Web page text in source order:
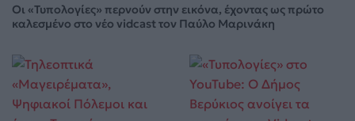
Οι «Τυπολογίες» περνούν στην εικόνα, έχοντας ως πρώτο
καλεσμένο στο νέο vidcast τον Παύλο Μαρινάκη